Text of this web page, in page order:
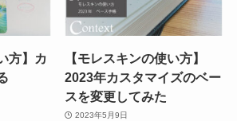
方】カ
【モレスキンの使い方】
2023年カスタマイズのベー
スを変更してみた
2023年5月9日